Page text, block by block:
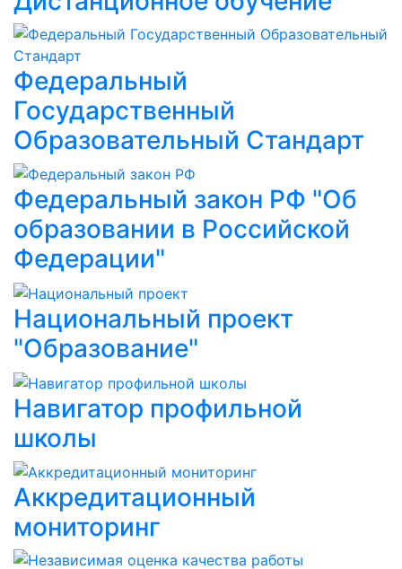
Федеральный
Государственный
Образовательный Стандарт
Федеральный закон РФ "Об
образовании в Российской
Федерации"
Национальный проект
"Образование"
Навигатор профильной
школы
Аккредитационный
мониторинг